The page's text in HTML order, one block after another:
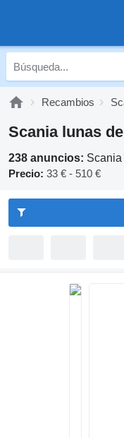
Recambios
Scania lunas
238 anuncios:
Precio: 33 € - 510 €